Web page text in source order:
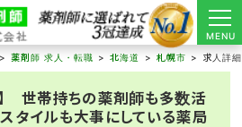
MENU
薬剤師 求人・転職 北海道 札幌市 求人詳細
世帯持ちの薬剤師も多数活
タイルも大事にしている薬局